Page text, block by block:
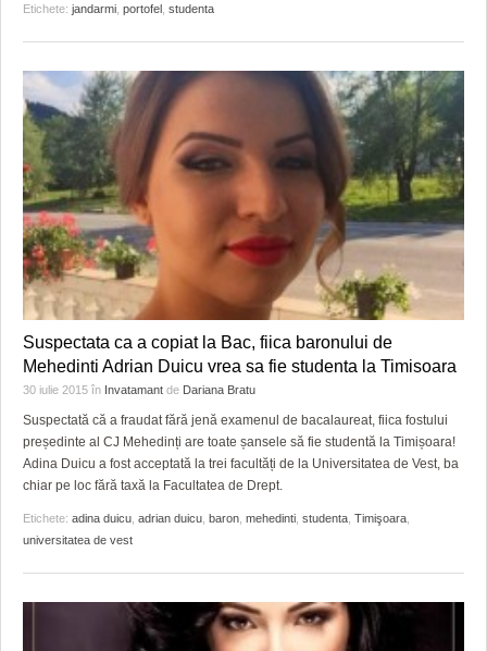
Etichete: jandarmi portofel studenta
Suspectata ca a copiat la Bac, fiica baronului de
Mehedinti Adrian Duicu vrea sa fie studenta la Timisoara
30 iulie 2015 în Invatamant de Dariana Bratu
Suspectată că a fraudat fără jenă examenul de bacalaureat, fiica fostului
președinte al CJ Mehedinți are toate șansele să fie studentă la Timișoara!
Adina Duicu a fost acceptată la trei facultăți de la Universitatea de Vest, ba
chiar pe loc fără taxă la Facultatea de Drept.
Etichete: adina duicu adrian duicu baron mehedinti studenta Timişoara
universitatea de vest